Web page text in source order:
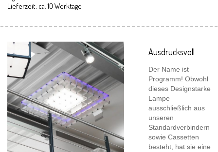
Lieferzeit: ca. 10 Werktage
Ausdrucksvoll
Der Name ist
Programm! Obwohl
dieses Designstarke
Lampe
ausschließlich aus
unseren
Standardverbindern
sowie Cassetten
besteht, hat sie eine